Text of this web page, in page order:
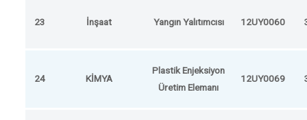
23 İnşaat Yangın Yalıtımcısı 12UY0060
24 KİMYA
Plastik Enjeksiyon
Üretim Elemanı
12UY0069